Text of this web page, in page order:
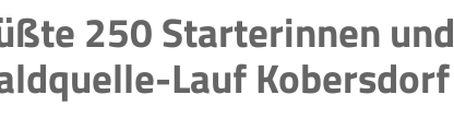
250 Starterinnen und
Lauf Kobersdorf